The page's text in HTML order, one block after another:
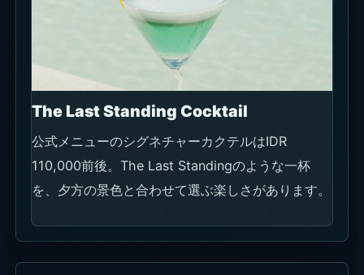
The Last Standing Cocktail
公式メニューのシグネチャーカクテルはIDR
110,000前後。The Last Standingのような一杯
を、夕方の景色と合わせて選ぶ楽しさがあります。